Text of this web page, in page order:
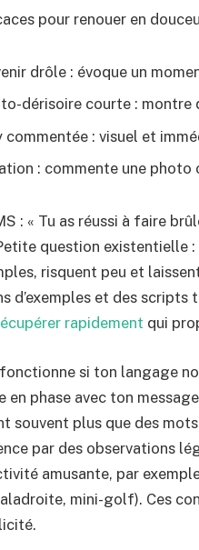
pour renouer en
drôle : évoque un
dérisoire courte : montre
commentée : visuel et
: commente une
: « Tu as réussi à faire
question existentielle
risquent peu et
d’exemples et des scripts
rapidement qui
fonctionne si ton langage
phase avec ton
souvent plus que des
par des observations
amusante, par
mini-golf). Ces